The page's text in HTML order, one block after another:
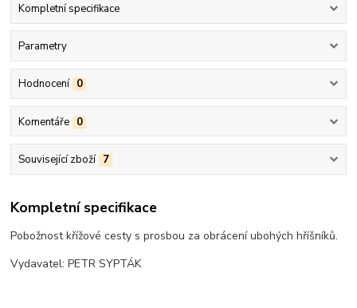
Kompletní specifikace
Parametry
Hodnocení 0
Komentáře 0
Související zboží 7
Kompletní specifikace
Pobožnost křížové cesty s prosbou za obrácení ubohých hříšníků.
Vydavatel: PETR SYPTÁK